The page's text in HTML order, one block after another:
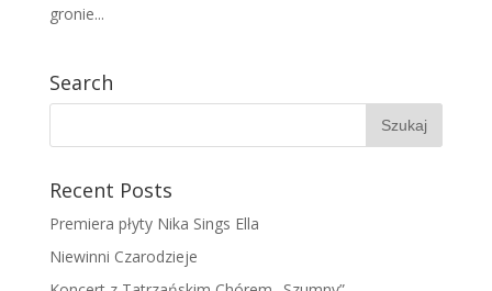
gronie...
Search
Recent Posts
Premiera płyty Nika Sings Ella
Niewinni Czarodzieje